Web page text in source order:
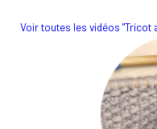
Voir toutes les vidéos